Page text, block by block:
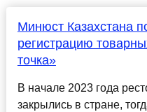
Минюст Казахстана
регистрацию
точка»
В начале 2023 года
закрылись в стране,